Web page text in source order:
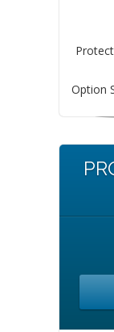
Option